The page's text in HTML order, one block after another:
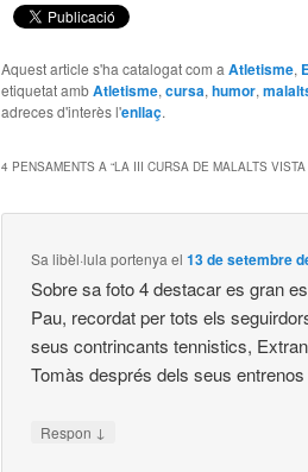
Aquest article s'ha catalogat com a Atletisme,
etiquetat ambAtletisme, cursa, humor,
adreces d'interès l'enllaç.
4 PENSAMENTS A “LA III CURSA DE MALALTS
Sa libèl·lula portenya el13 de setembre
Sobre sa foto 4 destacar es gran
Pau, recordat per tots els
seus contrincants tennistics,
Tomàs després dels seus
Respon ↓